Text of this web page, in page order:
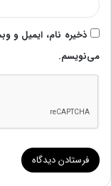
ذخیره نام، ایمیل و
می‌نویسم.